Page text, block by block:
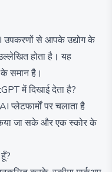
उपकरणों से आपके उद्योग के
होता है। यह
समान है।
में दिखाई देता है?
प्लेटफार्मों पर चलाता है
जा सके और एक स्कोर के